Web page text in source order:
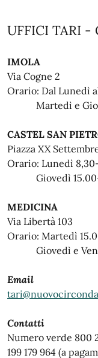
UFFICI TARI
IMOLA
Via Cogne 2
Orario: Dal Lunedì
Martedì e
CASTEL SAN
Piazza XX
Orario: Lunedì
Giovedì 15.00-
MEDICINA
Via Libertà 103
Orario: Martedì
Giovedì e
Email
Contatti
Numero verde 800
199 179 964 (a